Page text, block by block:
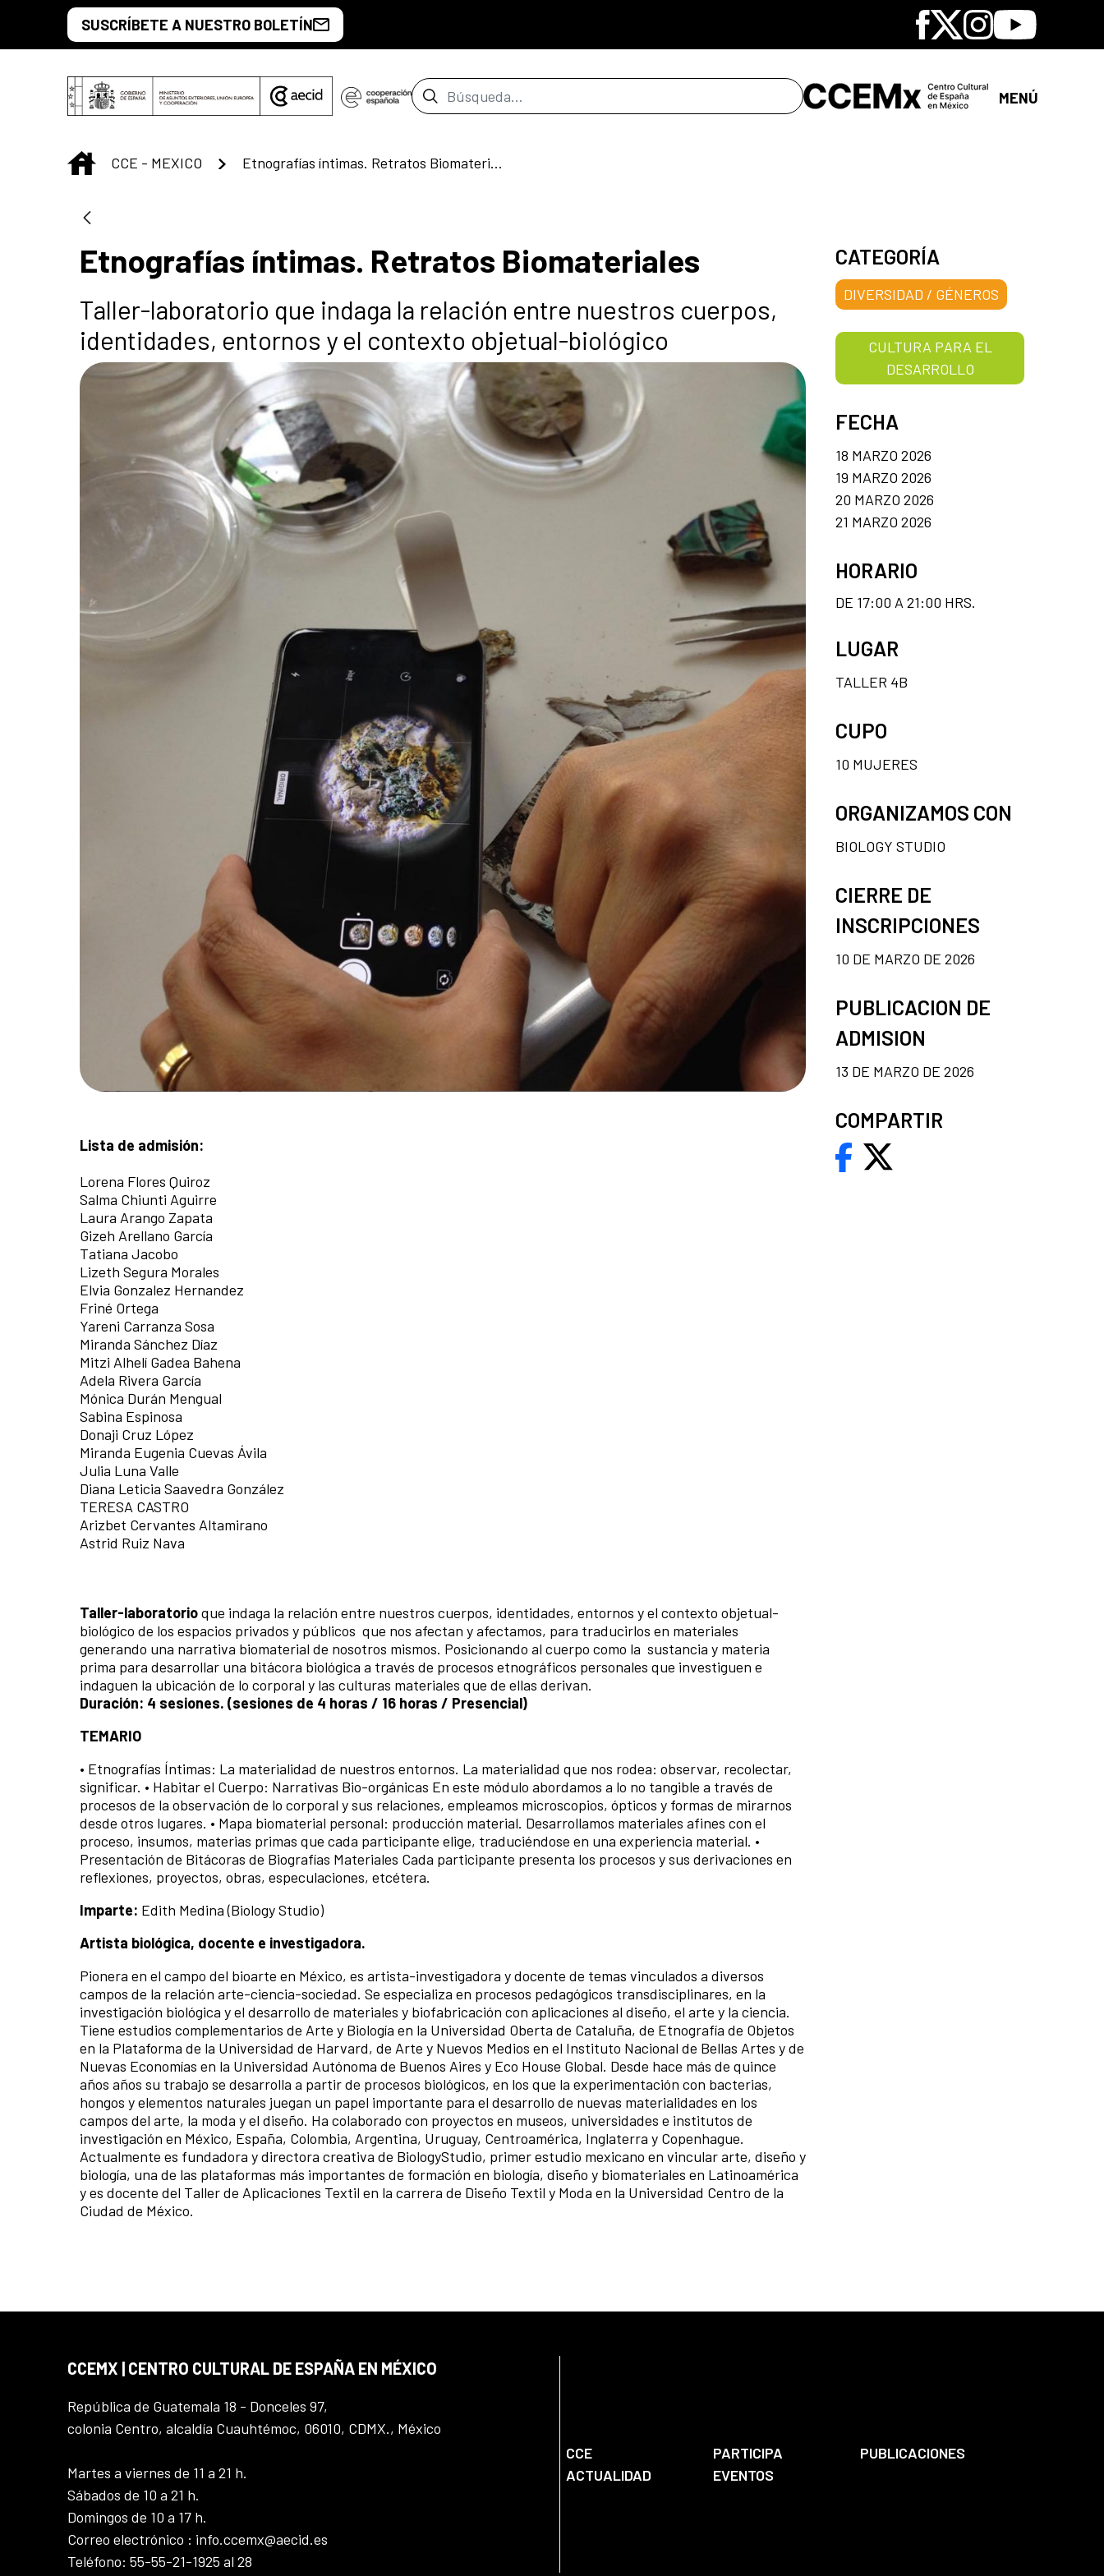
Saltar al contenido principal
SUSCRÍBETE A NUESTRO BOLETÍN Facebook
X Instagram
Youtube
Barra de búsqueda MENÚ
INICIO
CCE - MEXICO Etnografías íntimas. Retratos Biomateriales
Etnografías íntimas. Retratos Biomateriales
Taller-laboratorio que indaga la relación entre nuestros cuerpos,
identidades, entornos y el contexto objetual-biológico
Lista de admisión:
Lorena Flores Quiroz
Salma Chiunti Aguirre
Laura Arango Zapata
Gizeh Arellano García
Tatiana Jacobo
Lizeth Segura Morales
Elvia Gonzalez Hernandez
Friné Ortega
Yareni Carranza Sosa
Miranda Sánchez Díaz
Mitzi Alhelí Gadea Bahena
Adela Rivera García
Mónica Durán Mengual
Sabina Espinosa
Donaji Cruz López
Miranda Eugenia Cuevas Ávila
Julia Luna Valle
Diana Leticia Saavedra González
TERESA CASTRO
Arizbet Cervantes Altamirano
Astrid Ruiz Nava
Taller-laboratorioque indaga la relación entre nuestros cuerpos, identidades, entornos y el contexto objetual-
biológico de los espacios privados y públicos que nos afectan y afectamos, para traducirlos en materiales
generando una narrativa biomaterial de nosotros mismos. Posicionando al cuerpo como la sustancia y materia
prima para desarrollar una bitácora biológica a través de procesos etnográficos personales que investiguen e
indaguen la ubicación de lo corporal y las culturas materiales que de ellas derivan.
Duración: 4 sesiones. (sesiones de 4 horas / 16 horas / Presencial)
TEMARIO
• Etnografías Íntimas: La materialidad de nuestros entornos. La materialidad que nos rodea: observar, recolectar,
significar. • Habitar el Cuerpo: Narrativas Bio-orgánicas En este módulo abordamos a lo no tangible a través de
procesos de la observación de lo corporal y sus relaciones, empleamos microscopios, ópticos y formas de mirarnos
desde otros lugares. • Mapa biomaterial personal: producción material. Desarrollamos materiales afines con el
proceso, insumos, materias primas que cada participante elige, traduciéndose en una experiencia material. •
Presentación de Bitácoras de Biografías Materiales Cada participante presenta los procesos y sus derivaciones en
reflexiones, proyectos, obras, especulaciones, etcétera.
Imparte: Edith Medina (Biology Studio)
Artista biológica, docente e investigadora.
Pionera en el campo del bioarte en México, es artista-investigadora y docente de temas vinculados a diversos
campos de la relación arte-ciencia-sociedad. Se especializa en procesos pedagógicos transdisciplinares, en la
investigación biológica y el desarrollo de materiales y biofabricación con aplicaciones al diseño, el arte y la ciencia.
Tiene estudios complementarios de Arte y Biología en la Universidad Oberta de Cataluña, de Etnografía de Objetos
en la Plataforma de la Universidad de Harvard, de Arte y Nuevos Medios en el Instituto Nacional de Bellas Artes y de
Nuevas Economías en la Universidad Autónoma de Buenos Aires y Eco House Global. Desde hace más de quince
años años su trabajo se desarrolla a partir de procesos biológicos, en los que la experimentación con bacterias,
hongos y elementos naturales juegan un papel importante para el desarrollo de nuevas materialidades en los
campos del arte, la moda y el diseño. Ha colaborado con proyectos en museos, universidades e institutos de
investigación en México, España, Colombia, Argentina, Uruguay, Centroamérica, Inglaterra y Copenhague.
Actualmente es fundadora y directora creativa de BiologyStudio, primer estudio mexicano en vincular arte, diseño y
biología, una de las plataformas más importantes de formación en biología, diseño y biomateriales en Latinoamérica
y es docente del Taller de Aplicaciones Textil en la carrera de Diseño Textil y Moda en la Universidad Centro de la
Ciudad de México.
CATEGORÍA
DIVERSIDAD / GÉNEROS
CULTURA PARA EL
DESARROLLO
FECHA
18 MARZO 2026
19 MARZO 2026
20 MARZO 2026
21 MARZO 2026
HORARIO
DE 17:00 A 21:00 HRS.
LUGAR
TALLER 4B
CUPO
10 MUJERES
ORGANIZAMOS CON
BIOLOGY STUDIO
CIERRE DE
INSCRIPCIONES
10 DE MARZO DE 2026
PUBLICACION DE
ADMISION
13 DE MARZO DE 2026
COMPARTIR
CCEMX | CENTRO CULTURAL DE ESPAÑA EN MÉXICO
República de Guatemala 18 - Donceles 97,
colonia Centro, alcaldía Cuauhtémoc, 06010, CDMX., México
Martes a viernes de 11 a 21 h.
Sábados de 10 a 21 h.
Domingos de 10 a 17 h.
Correo electrónico : info.ccemx@aecid.es
Teléfono: 55-55-21-1925 al 28
CCE PARTICIPA
PUBLICACIONES
ACTUALIDAD
EVENTOS